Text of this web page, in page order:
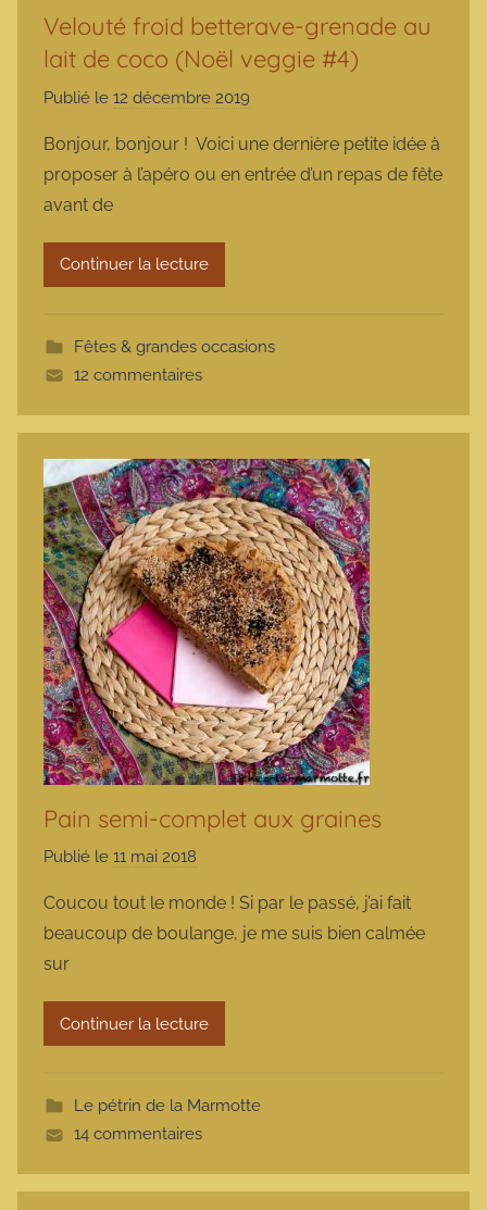
Velouté froid betterave-grenade au
lait de coco (Noël veggie #4)
Publié le 12 décembre 2019
r
m
t
Bonjour, bonjour ! Voici une dernière petite idée à
proposer à l’apéro ou en entrée d’un repas de fête
avant de
Continuer la lecture
Fêtes & grandes occasions
12 commentaires
Pain semi-complet aux graines
Publié le 11 mai 2018
r
m
r
m
t
e
Coucou tout le monde ! Si par le passé, j’ai fait
beaucoup de boulange, je me suis bien calmée
sur
Continuer la lecture
Le pétrin de la Marmotte
14 commentaires